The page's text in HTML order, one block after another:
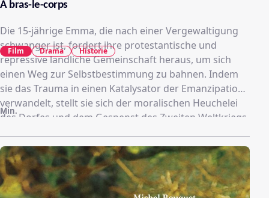
À bras-le-corps
Die 15-jährige Emma, die nach einer Vergewaltigung
schwanger ist, fordert ihre protestantische und
repressive ländliche Gemeinschaft heraus, um sich
einen Weg zur Selbstbestimmung zu bahnen. Indem
sie das Trauma in einen Katalysator der Emanzipation
verwandelt, stellt sie sich der moralischen Heuchelei
des Dorfes und dem Gespenst des Zweiten Weltkriegs,
Min.
Film Drama Historie